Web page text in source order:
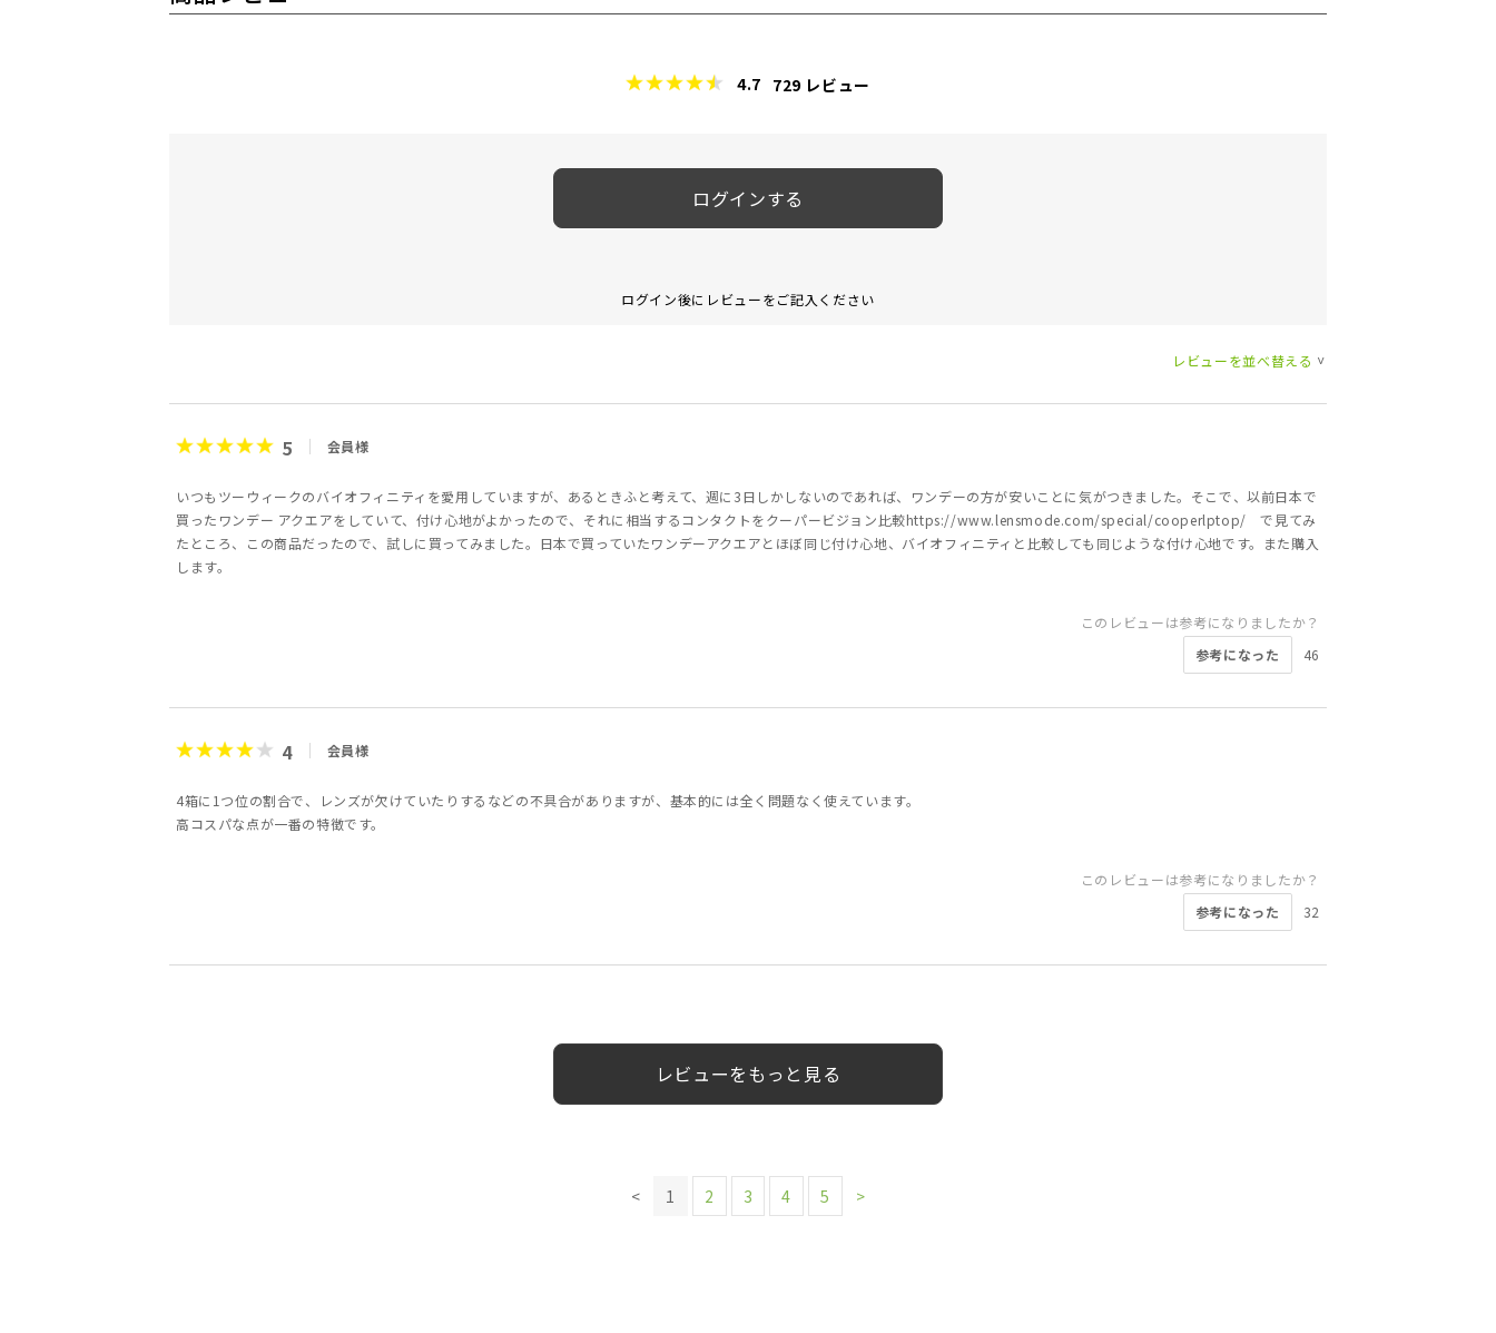
4.7 729 レビュー
ログインする
ログイン後にレビューをご記入ください
レビューを並べ替える >
5 会員様
いつもツーウィークのバイオフィニティを愛用していますが、あるときふと考えて、週に3日しかしないのであれば、ワンデーの方が安いことに気がつきました。そこで、以前日本で
買ったワンデー アクエアをしていて、付け心地がよかったので、それに相当するコンタクトをクーパービジョン比較https://www.lensmode.com/special/cooperlptop/ で見てみ
たところ、この商品だったので、試しに買ってみました。日本で買っていたワンデーアクエアとほぼ同じ付け心地、バイオフィニティと比較しても同じような付け心地です。また購入
します。
このレビューは参考になりましたか？
参考になった
46
4 会員様
4箱に1つ位の割合で、レンズが欠けていたりするなどの不具合がありますが、基本的には全く問題なく使えています。
高コスパな点が一番の特徴です。
このレビューは参考になりましたか？
参考になった
32
レビューをもっと見る
< 1 2 3 4 5 >